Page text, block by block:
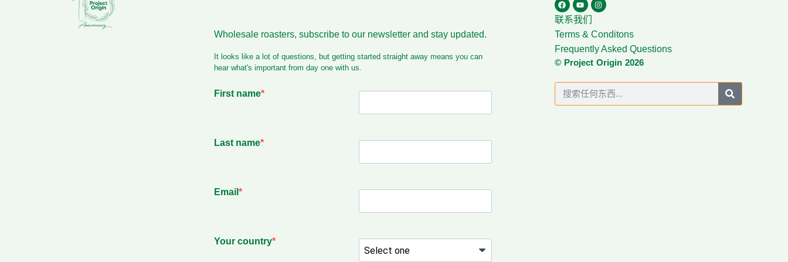
联系我们
Terms & Conditons
Frequently Asked Questions
© Project Origin 2026